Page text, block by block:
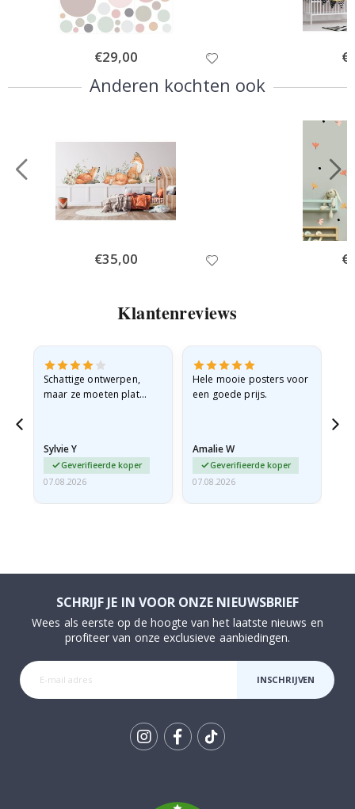
Special
Price
€29,00
Anderen kochten ook
Special
Price
€35,00
Klantenreviews
Schattige ontwerpen,
maar ze moeten plat
beetje…
Sylvie Y
Geverifieerde koper
07.08.2026
Hele mooie posters voor
een goede prijs.
Amalie W
Geverifieerde koper
07.08.2026
SCHRIJF JE IN VOOR ONZE NIEUWSBRIEF
Wees als eerste op de hoogte van het laatste nieuws en
profiteer van onze exclusieve aanbiedingen.
INSCHRIJVEN